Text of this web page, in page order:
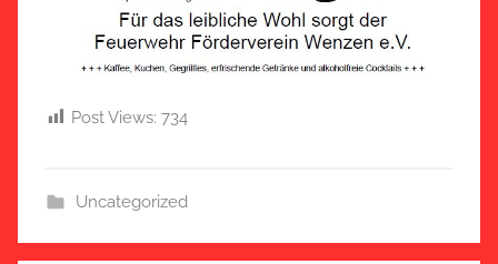
Post Views: 734
Uncategorized